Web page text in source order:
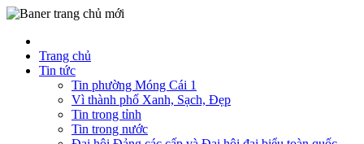
Trang chủ
Tin tức
Tin phường Móng Cái 1
Vì thành phố Xanh, Sạch, Đẹp
Tin trong tỉnh
Tin trong nước